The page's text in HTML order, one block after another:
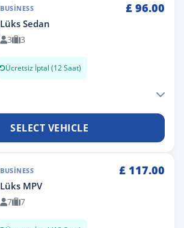
BUSINESS £ 96.00
Lüks Sedan
3 3
Ücretsiz İptal (12 Saat)
SELECT VEHICLE
BUSINESS £ 117.00
Lüks MPV
7 7